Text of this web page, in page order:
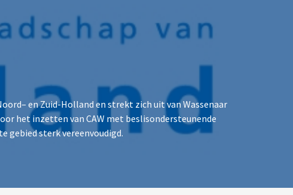
en Zuid-Holland en strekt zich uit van Wassenaar
het inzetten van CAW met beslisondersteunende
gebied sterk vereenvoudigd.